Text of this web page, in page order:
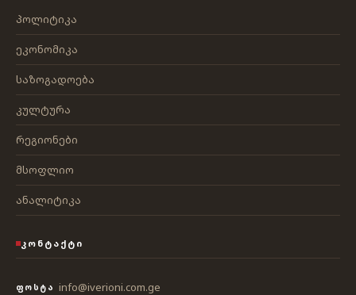
პოლიტიკა
ეკონომიკა
საზოგადოება
კულტურა
რეგიონები
მსოფლიო
ანალიტიკა
ᲙᲝᲜᲢᲐᲥᲢᲘ
ᲤᲝᲡᲢᲐ info@iverioni.com.ge